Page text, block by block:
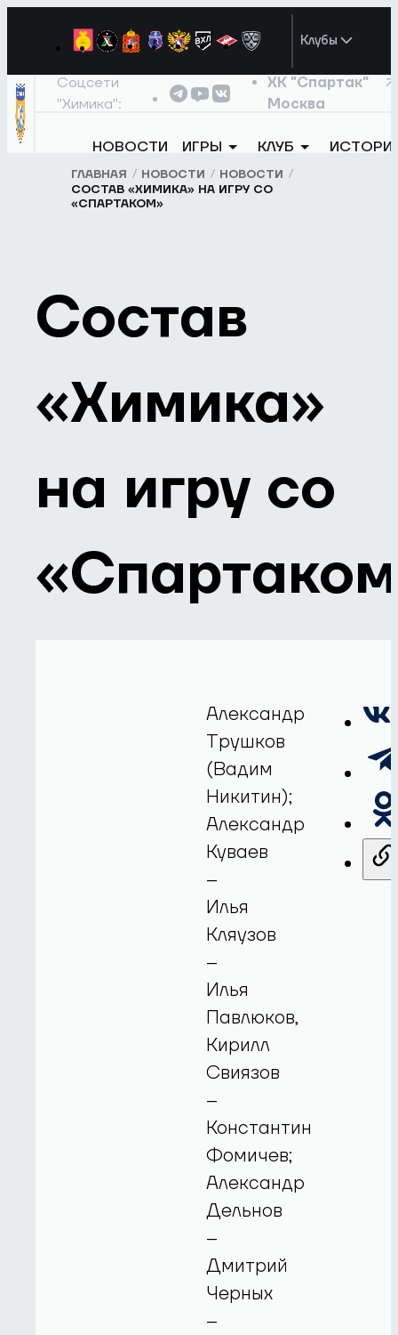
Клубы
Соцсети
"Химика":
ХК "Спартак"
Москва
НОВОСТИ ИГРЫ КЛУБ
ГЛАВНАЯ НОВОСТИ
НОВОСТИ
СОСТАВ «ХИМИКА» НА ИГРУ СО
«СПАРТАКОМ»
Состав
«Химика»
на игру со
Александр
Трушков
(Вадим
Никитин);
Александр
Куваев
–
Илья
Кляузов
–
Илья
Павлюков,
Кирилл
Свиязов
–
Константин
Фомичев;
Александр
Дельнов
–
Дмитрий
Черных
–